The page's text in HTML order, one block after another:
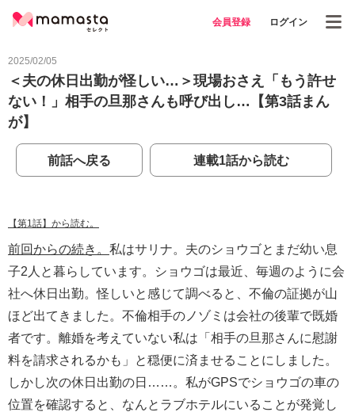
会員登録 ログイン
2025/02/05
＜夫の休日出勤が怪しい…＞現場おさえ「もう許せ
ない！」相手の旦那さんも呼び出し…【第3話まん
が】
前話へ戻る 連載1話から読む
【第1話】から読む。
前回からの続き。 私はサリナ。夫のショウゴとまだ幼い息
子2人と暮らしています。ショウゴは最近、毎週のように会
社へ休日出勤。怪しいと感じて調べると、不倫の証拠が山
ほど出てきました。不倫相手のノゾミは会社の後輩で既婚
者です。離婚を考えていない私は「相手の旦那さんに慰謝
料を請求されるかも」と穏便に済ませることにしました。
しかし次の休日出勤の日……。私がGPSでショウゴの車の
位置を確認すると、なんとラブホテルにいることが発覚し